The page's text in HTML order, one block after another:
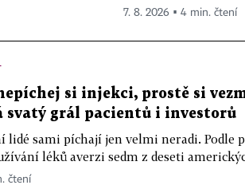
7. 8. 2026 ▪ 4 min. čtení
si injekci, prostě si
svatý grál pacientů i investorů
lidé sami píchají jen velmi neradi. Podle
léků averzi sedm z deseti
čtení